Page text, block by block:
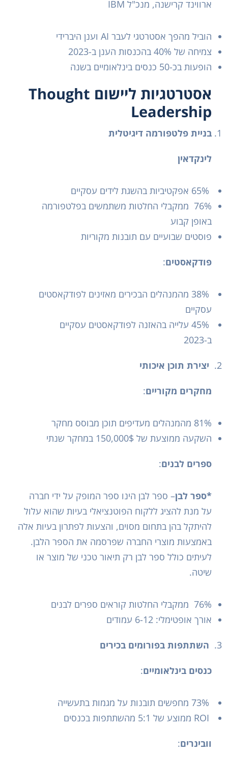
ארווינד קרישנה, מנכ"ל IBM
הוביל מהפך אסטרטגי לעבר AI וענן היברידי
צמיחה של 40% בהכנסות הענן ב-2023
הופעות בכ-50 כנסים בינלאומיים בשנה
אסטרטגיות ליישום Thought
Leadership
בניית פלטפורמה דיגיטלית
לינקדאין
76% ממקבלי החלטות משתמשים בפלטפורמה
באופן קבוע
פוסטים שבועיים עם תובנות מקוריות
פודקאסטים:
38% מהמנהלים הבכירים מאזינים לפודקאסטים
עסקיים
45% עלייה בהאזנה לפודקאסטים עסקיים
ב-2023
יצירת תוכן איכותי
מחקרים מקוריים:
81% מהמנהלים מעדיפים תוכן מבוסס מחקר
השקעה ממוצעת של 150,000$ במחקר שנתי
ספרים לבנים:
*ספר לבן– ספר לבן הינו ספר המופק על ידי חברה
על מנת להציג ללקוח הפוטנציאלי בעיות שהוא עלול
להיתקל בהן בתחום מסוים, והצעות לפתרון בעיות אלה
באמצעות מוצרי החברה שפרסמה את הספר הלבן.
לעיתים כולל ספר לבן רק תיאור טכני של מוצר או
שיטה.
76% ממקבלי החלטות קוראים ספרים לבנים
אורך אופטימלי: 6-12 עמודים
השתתפות בפורומים בכירים
כנסים בינלאומיים:
וובינרים: